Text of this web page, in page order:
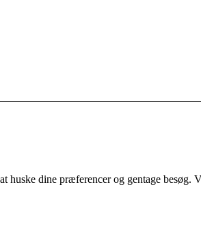
huske dine præferencer og gentage besøg.